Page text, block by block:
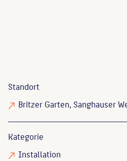
Standort
Britzer Garten, Sanghauser
Kategorie
Installation